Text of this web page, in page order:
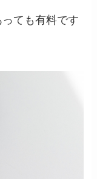
ても有料です